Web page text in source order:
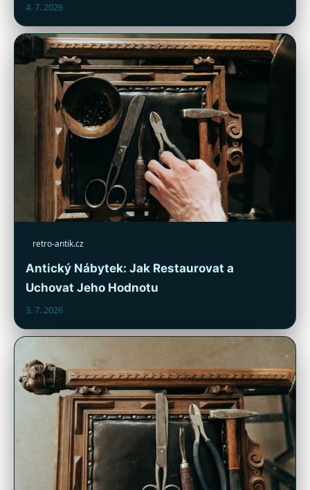
4. 7. 2026
retro-antik.cz
Antický Nábytek: Jak Restaurovat a
Uchovat Jeho Hodnotu
3. 7. 2026